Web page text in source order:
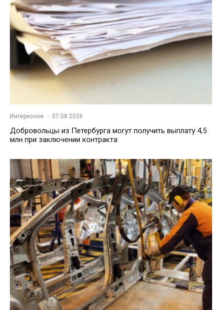
Интересное · 07.08.2026
Добровольцы из Петербурга могут получить выплату 4,5
млн при заключении контракта